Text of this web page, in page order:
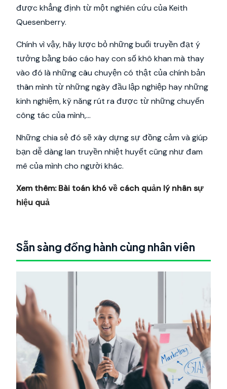
được khẳng định từ một nghiên cứu của Keith
Quesenberry.
Chính vì vậy, hãy lược bỏ những buổi truyền đạt ý
tưởng bằng báo cáo hay con số khô khan mà thay
vào đó là những câu chuyện có thật của chính bản
thân mình từ những ngày đầu lập nghiệp hay những
kinh nghiệm, kỹ năng rút ra được từ những chuyến
công tác của mình,…
Những chia sẻ đó sẽ xây dựng sự đồng cảm và giúp
bạn dễ dàng lan truyền nhiệt huyết cũng như đam
mê của mình cho người khác.
Xem thêm:Bài toán khó về cách quản lý nhân sự
hiệu quả
Sẵn sàng đồng hành cùng nhân viên